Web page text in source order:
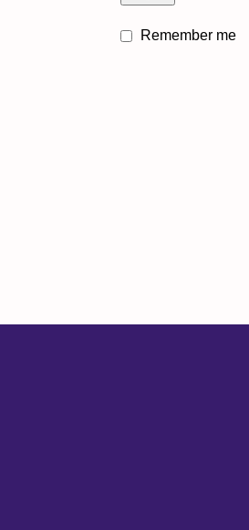
Remember me